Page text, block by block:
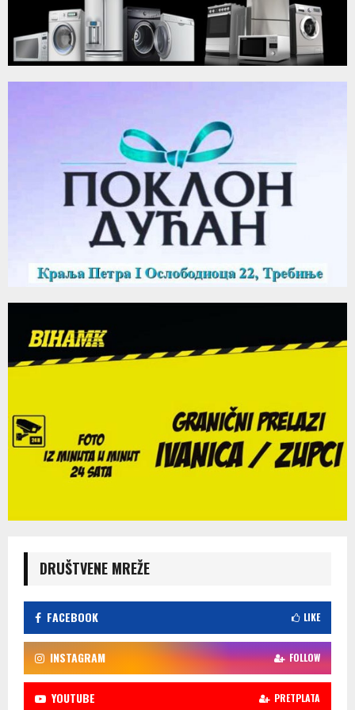
DRUŠTVENE MREŽE
FACEBOOK LIKE
INSTAGRAM FOLLOW
YOUTUBE PRETPLATA